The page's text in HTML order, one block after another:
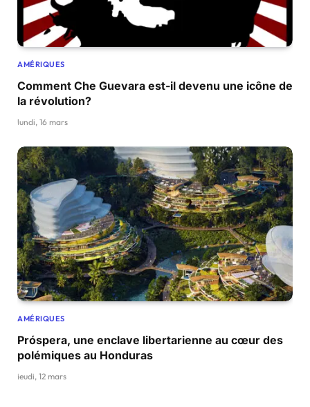
AMÉRIQUES
Comment Che Guevara est-il devenu une icône de
la révolution?
lundi, 16 mars
AMÉRIQUES
Próspera, une enclave libertarienne au cœur des
polémiques au Honduras
jeudi, 12 mars